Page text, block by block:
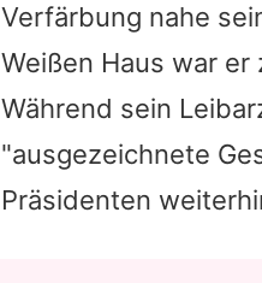
Verfärbung nahe
Weißen Haus war
Während sein
"ausgezeichnete
Präsidenten